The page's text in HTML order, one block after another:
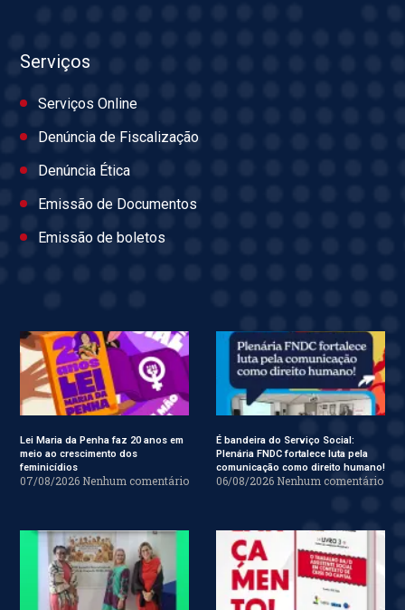
Serviços
Serviços Online
Denúncia de Fiscalização
Denúncia Ética
Emissão de Documentos
Emissão de boletos
Lei Maria da Penha faz 20 anos em
meio ao crescimento dos
feminicídios
07/08/2026 Nenhum comentário
É bandeira do Serviço Social:
Plenária FNDC fortalece luta pela
comunicação como direito humano!
06/08/2026 Nenhum comentário